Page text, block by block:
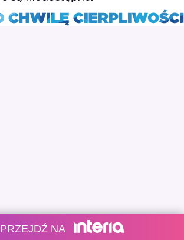
PRZEJDŹ NA